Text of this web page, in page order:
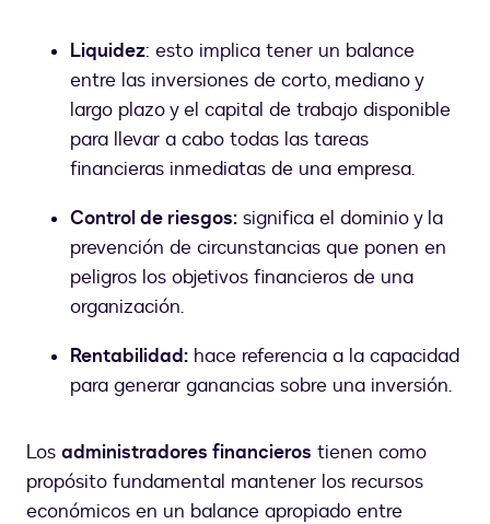
Liquidez: esto implica tener un balance
entre las inversiones de corto, mediano y
largo plazo y el capital de trabajo disponible
para llevar a cabo todas las tareas
financieras inmediatas de una empresa.
Control de riesgos: significa el dominio y la
prevención de circunstancias que ponen en
peligros los objetivos financieros de una
organización.
Rentabilidad: hace referencia a la capacidad
para generar ganancias sobre una inversión.
Los administradores financieros tienen como
propósito fundamental mantener los recursos
económicos en un balance apropiado entre